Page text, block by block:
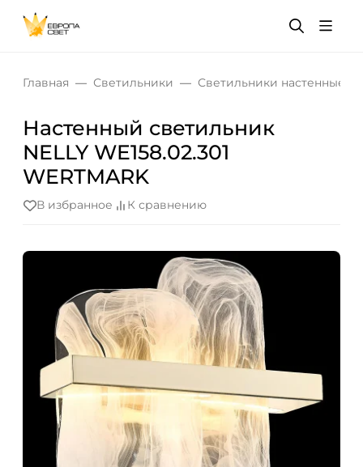
Главная Светильники Светильники настенные
Настенный светильник
NELLY WE158.02.301
WERTMARK
В избранное К сравнению